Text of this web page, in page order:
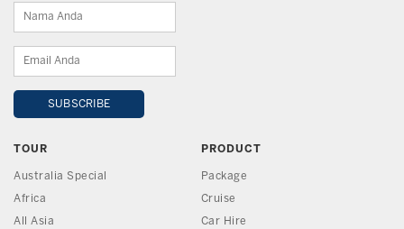
TOUR
Australia Special
Africa
All Asia
PRODUCT
Package
Cruise
Car Hire